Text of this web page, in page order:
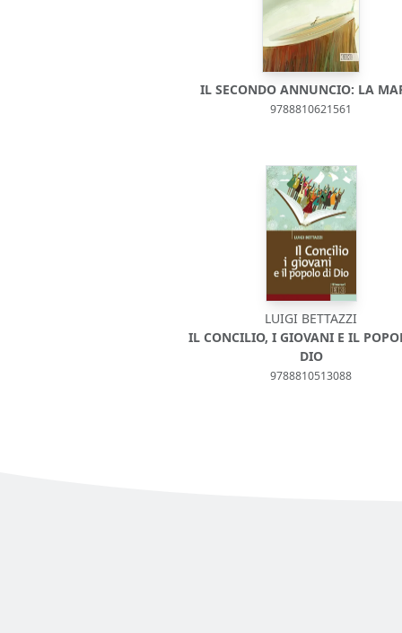
IL SECONDO ANNUNCIO: LA
9788810621561
LUIGI BETTAZZI
IL CONCILIO, I GIOVANI E IL
DIO
9788810513088